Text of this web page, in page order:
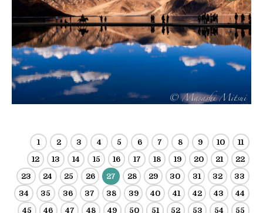
1 2 3 4 5 6 7 8 9 10
11
12
13 14 15 16 17 18 19 20 21
22
23
24 25 26 27 28 29 30 31 32
33
34
35 36 37 38 39 40 41 42 43
44
45
46 47 48 49 50 51 52 53 54 55